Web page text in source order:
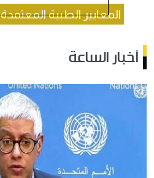
المعايير الطبية المعتمدة
أخبار الساعة